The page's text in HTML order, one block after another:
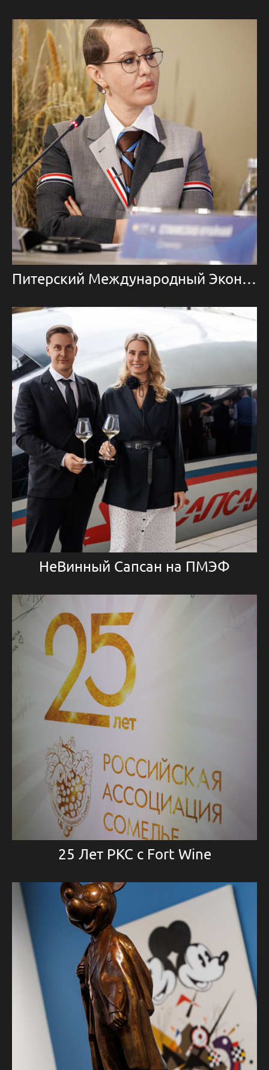
Питерский Международный Экономический Форум 2025
НеВинный Сапсан на ПМЭФ
25 Лет РКС с Fort Wine